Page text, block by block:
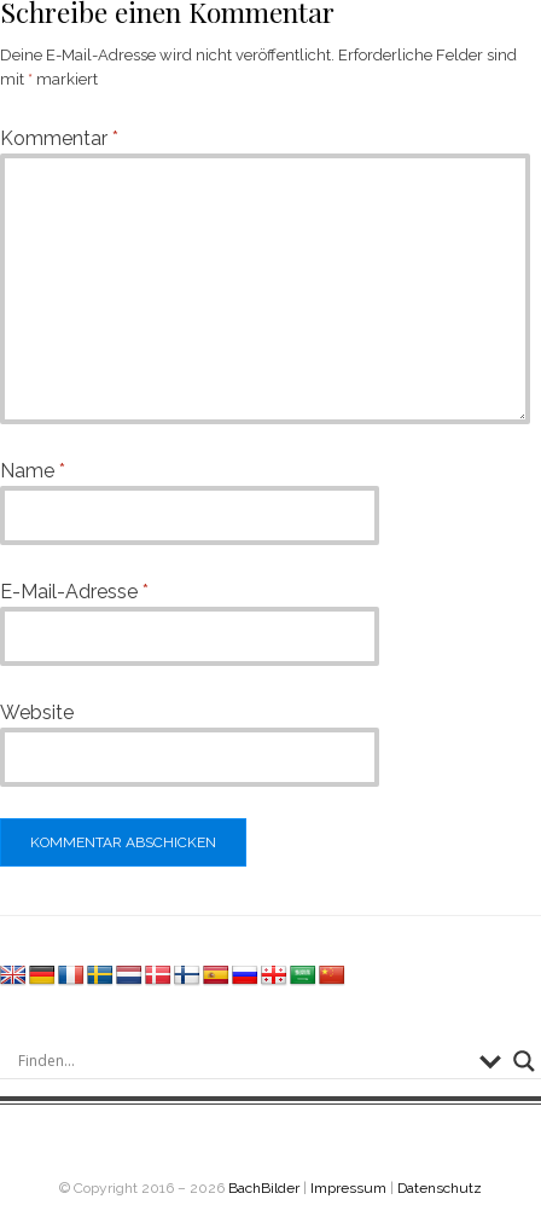
Schreibe einen Kommentar
Deine E-Mail-Adresse wird nicht veröffentlicht. Erforderliche Felder sind
mit * markiert
Kommentar *
Name *
E-Mail-Adresse *
Website
© Copyright 2016 – 2026 BachBilder| Impressum Datenschutz